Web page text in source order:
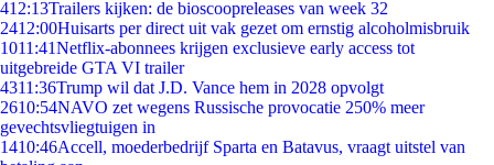
412:13Trailers kijken: de bioscoopreleases van week 32
2412:00Huisarts per direct uit vak gezet om ernstig alcoholmisbruik
1011:41Netflix-abonnees krijgen exclusieve early access tot
uitgebreide GTA VI trailer
4311:36Trump wil dat J.D. Vance hem in 2028 opvolgt
2610:54NAVO zet wegens Russische provocatie 250% meer
gevechtsvliegtuigen in
1410:46Accell, moederbedrijf Sparta en Batavus, vraagt uitstel van